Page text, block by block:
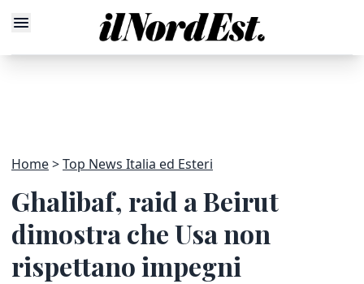
Home Top News Italia ed Esteri
Ghalibaf, raid a Beirut
dimostra che Usa non
rispettano impegni